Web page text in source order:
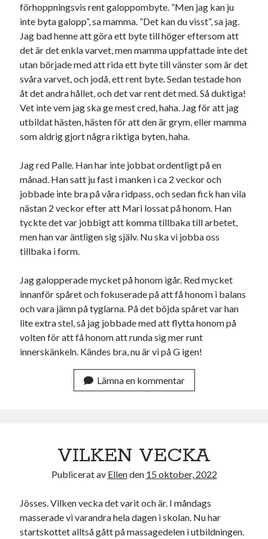
förhoppningsvis rent galoppombyte. ”Men jag kan ju
inte byta galopp”, sa mamma. ”Det kan du visst”, sa jag.
Jag bad henne att göra ett byte till höger eftersom att
det är det enkla varvet, men mamma uppfattade inte det
utan började med att rida ett byte till vänster som är det
svåra varvet, och jodå, ett rent byte. Sedan testade hon
åt det andra hållet, och det var rent det med. Så duktiga!
Vet inte vem jag ska ge mest cred, haha. Jag för att jag
utbildat hästen, hästen för att den är grym, eller mamma
som aldrig gjort några riktiga byten, haha.
Jag red Palle. Han har inte jobbat ordentligt på en
månad. Han satt ju fast i manken i ca 2 veckor och
jobbade inte bra på våra ridpass, och sedan fick han vila
nästan 2 veckor efter att Mari lossat på honom. Han
tyckte det var jobbigt att komma tillbaka till arbetet,
men han var äntligen sig själv. Nu ska vi jobba oss
tillbaka i form.
Jag galopperade mycket på honom igår. Red mycket
innanför spåret och fokuserade på att få honom i balans
och vara jämn på tyglarna. På det böjda spåret var han
lite extra stel, så jag jobbade med att flytta honom på
volten för att få honom att runda sig mer runt
innerskänkeln. Kändes bra, nu är vi på G igen!
Lämna en kommentar
VILKEN VECKA
Publicerat av Ellenden 15 oktober, 2022
Jösses. Vilken vecka det varit och är. I måndags
masserade vi varandra hela dagen i skolan. Nu har
startskottet alltså gått på massagedelen i utbildningen.